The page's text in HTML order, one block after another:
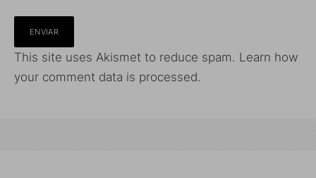
This site uses Akismet to reduce spam. Learn how
your comment data is processed.